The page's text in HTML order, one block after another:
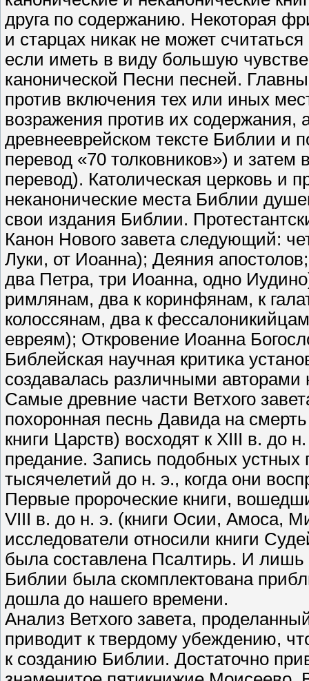
друга по содержанию. Некоторая
и старцах никак не может
если иметь в виду большую
канонической Песни песней.
против включения тех или иных
возражения против их содержания,
древнееврейском тексте Библии и
перевод «70 толковников») и затем
перевод). Католическая церковь и
неканонические места Библии
свои издания Библии.
Канон Нового завета следующий:
Луки, от Иоанна); Деяния
два Петра, три Иоанна, одно
римлянам, два к коринфянам, к
колоссянам, два к
евреям); Откровение Иоанна
Библейская научная критика
создавалась различными авторами
Самые древние части Ветхого
похоронная песнь Давида на
книги Царств) восходят к XIII в. до
предание. Запись подобных
тысячелетий до н. э., когда они
Первые пророческие книги,
VIII в. до н. э. (книги Осии, Амоса,
исследователи относили книги
была составлена Псалтирь. И лишь
Библии была скомплектована
дошла до нашего времени.
Анализ Ветхого завета,
приводит к твердому убеждению,
к созданию Библии. Достаточно